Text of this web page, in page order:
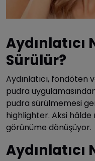
Aydınlatıcı
Sürülür?
Aydınlatıcı, fondöten
pudra
pudra sürülmemesi
highlighter. Aksi hâlde
görünüme dönüşüyor.
Aydınlatıcı